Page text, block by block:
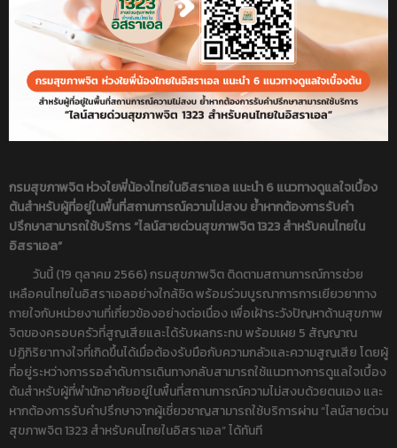
กรมสุขภาพจิต ห่วงใยพี่น้องไทยในอิสราเอล แนะนำ 6 แนวทางดูแลใจเบื้อง
ต้นสำหรับผู้ที่อยู่ในพื้นที่สถานการณ์ความไม่สงบ ย้ำหากต้องการรับคำ
ปรึกษาสามารถใช้บริการ “ไลน์สายด่วนสุขภาพจิต 1323 สำหรับคนไทยใน
อิสราเอล”
วันนี้ (19 ตุลาคม 2566) กรมสุขภาพจิต ติดตามสถานการณ์การช่วย
เหลือคนไทยในอิสราเอลอย่างใกล้ชิด พร้อมร่วมบูรณาการการเยียวยาทาง
กายใจกับหน่วยงานที่เกี่ยวข้องอย่างต่อเนื่อง เพื่อเฝ้าระวังปัญหาด้านสุขภาพ
จิตของครอบครัวที่สูญเสียและได้รับผลกระทบ พร้อมเผย 5 สัญญาณ
ปฏิกิริยาทางใจที่เกิดขึ้นได้เมื่อต้องรับมือกับความกลัวและความสูญเสีย โดยผู้
ที่อยู่ระหว่างการรอลำดับการเดินทางกลับสามารถใช้แนวทางการดูแลใจเบื้อง
ต้นสำหรับผู้ที่พำนักอาศัยอยู่ในพื้นที่สถานการณ์ความไม่สงบด้วยตนเอง และ
หากต้องการรับคำปรึกษาจากผู้เชี่ยวชาญสามารถใช้บริการผ่าน “ไลน์สายด่วน
สุขภาพจิต 1323 สำหรับคนไทยในอิสราเอล” ได้ทันที